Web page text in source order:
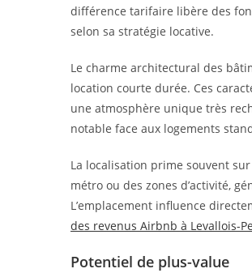
différence tarifaire libère des
selon sa stratégie locative.
Le charme architectural des
location courte durée. Ces
une atmosphère unique très
notable face aux logements
La localisation prime souvent
métro ou des zones d’activité,
L’emplacement influence
des revenus Airbnb à Levallois-
Potentiel de plus-value